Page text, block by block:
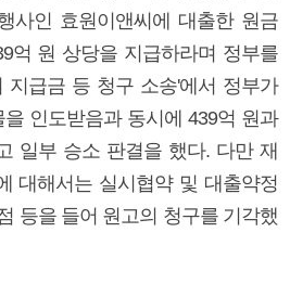
사인 효원이앤씨에 대출한 원금
억 원 상당을 지급하라며 정부를
지급금 등 청구 소송'에서 정부가
인도받음과 동시에 439억 원과
일부 승소 판결을 했다. 다만 재
대해서는 실시협약 및 대출약정
등을 들어 원고의 청구를 기각했